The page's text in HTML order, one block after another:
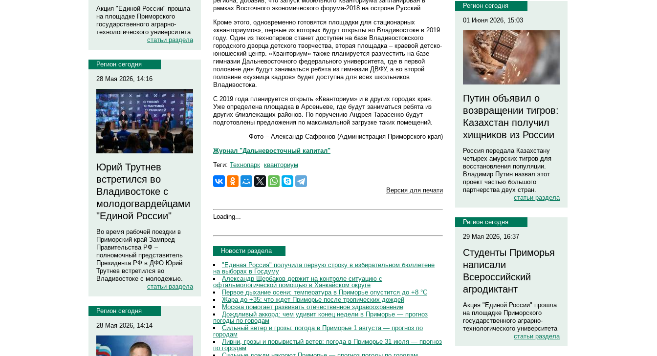
Акция "Единой России" прошла
на площадке Приморского
государственного аграрно-
технологического университета
статьи раздела
Регион сегодня
28 Мая 2026, 14:16
Юрий Трутнев
встретился во
Владивостоке с
молодогвардейцами
"Единой России"
Во время рабочей поездки в
Приморский край Зампред
Правительства РФ –
полномочный представитель
Президента РФ в ДФО Юрий
Трутнев встретился во
Владивостоке с молодежью.
статьи раздела
Регион сегодня
28 Мая 2026, 14:14
рамках Восточного экономического форума-2018 на острове Русский.
Кроме этого, одновременно готовятся площадки для стационарных
«кванториумов», первые из которых будут открыты во Владивостоке в 2019
году. Один из технопарков станет доступен на базе Владивостокского
городского дворца детского творчества, вторая площадка – краевой детско-
юношеский центр. «Кванториум» также планируется разместить на базе
гимназии Дальневосточного федерального университета, где в первой
половине дня будут заниматься ребята из гимназии ДВФУ, а во второй
половине «кузница кадров» будет доступна для всех школьников
Владивостока.
С 2019 года планируется открыть «Кванториум» и в других городах края.
Уже определена площадка в Арсеньеве, где будут заниматься ребята из
других близлежащих районов. По поручению Андрея Тарасенко будут
подготовлены предложения по максимальной загрузке таких помещений.
Фото – Александр Сафронов (Администрация Приморского края)
Журнал "Дальневосточный капитал"
Теги: Технопарк кванториум
Версия для печати
Loading...
Новости раздела
"Единая Россия" получила первую строку в избирательном бюллетене
на выборах в Госдуму
Александр Щербаков держит на контроле ситуацию с
офтальмологической помощью в Ханкайском округе
Первое дыхание осени: температура в Приморье опустится до +8 °C
Жара до +35: что ждет Приморье после тропических дождей
Москва помогает развивать отечественное здравоохранение
Дождливый аккорд: чем удивит конец недели в Приморье — прогноз
погоды по городам
Сильный ветер и грозы: погода в Приморье 1 августа — прогноз по
городам
Ливни, грозы и порывистый ветер: погода в Приморье 31 июля — прогноз
по городам
Регион сегодня
01 Июня 2026, 15:03
Путин объявил о
возвращении тигров:
Казахстан получил
хищников из России
Россия передала Казахстану
четырех амурских тигров для
восстановления популяции.
Владимир Путин назвал этот
проект частью большого
партнерства двух стран.
статьи раздела
Регион сегодня
29 Мая 2026, 16:37
Студенты Приморья
написали
Всероссийский
агродиктант
Акция "Единой России" прошла
на площадке Приморского
государственного аграрно-
технологического университета
статьи раздела